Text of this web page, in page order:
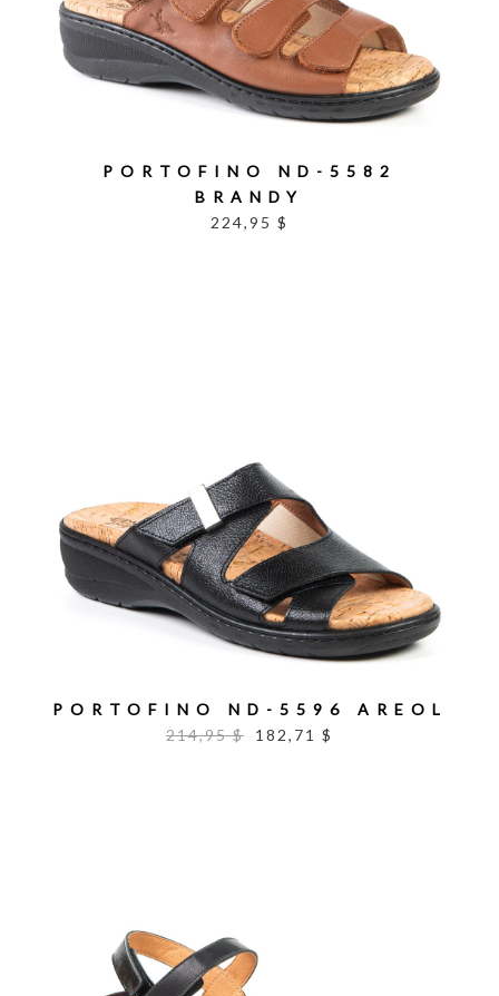
PORTOFINO ND-5582
BRANDY
224,95 $
PORTOFINO ND-5596 AREOL
214,95 $
182,71 $